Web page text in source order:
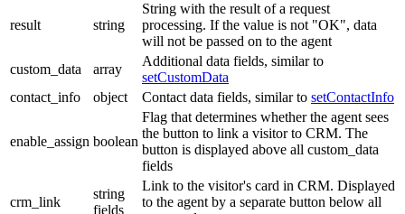
result string
String with the result of a request
processing. If the value is not "OK", data
will not be passed on to the agent
custom_data
array
Additional data fields, similar to
setCustomData
contact_info
object Contact data fields, similar to setContactInfo
enable_assign boolean
Flag that determines whether the agent sees
the button to link a visitor to CRM. The
button is displayed above all custom_data
fields
crm_link
string
fields
Link to the visitor's card in CRM. Displayed
to the agent by a separate button below all